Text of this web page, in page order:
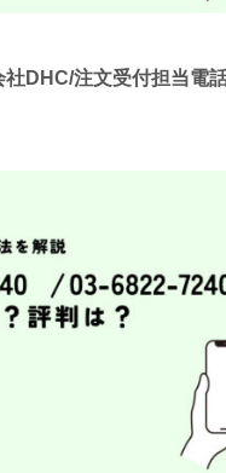
DHC/注文受付担当電